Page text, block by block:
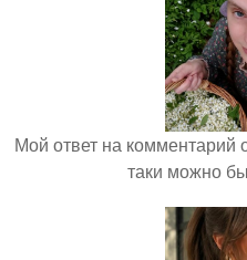
Мой ответ на комментарий
таки можно